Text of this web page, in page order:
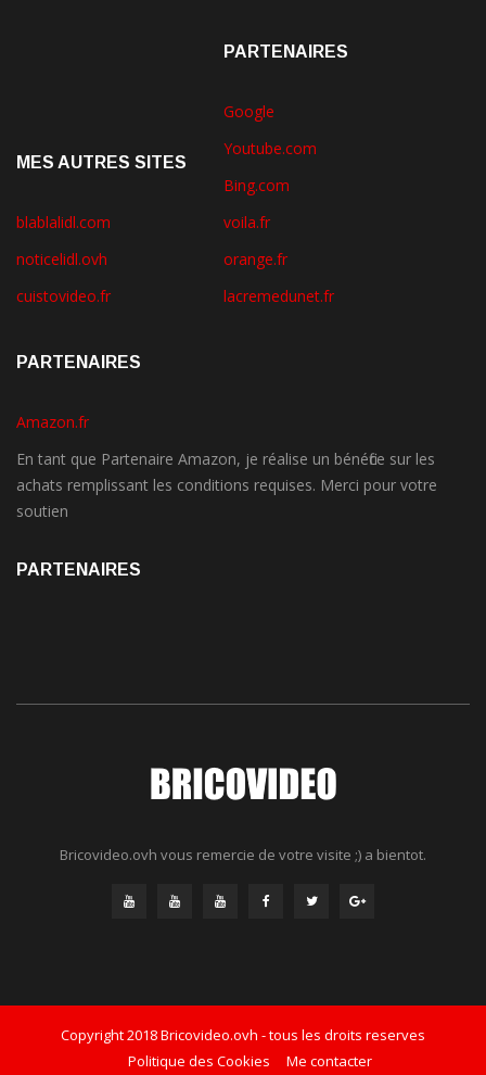
MES AUTRES SITES
blablalidl.com
noticelidl.ovh
cuistovideo.fr
PARTENAIRES
Google
Youtube.com
Bing.com
voila.fr
orange.fr
lacremedunet.fr
PARTENAIRES
Amazon.fr
En tant que Partenaire Amazon, je réalise un bénéfice sur les
achats remplissant les conditions requises. Merci pour votre
soutien
PARTENAIRES
Bricovideo.ovh vous remercie de votre visite ;) a bientot.
Copyright 2018 Bricovideo.ovh - tous les droits reserves
Politique des Cookies
Me contacter